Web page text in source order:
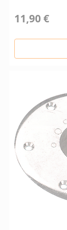
11,90 €